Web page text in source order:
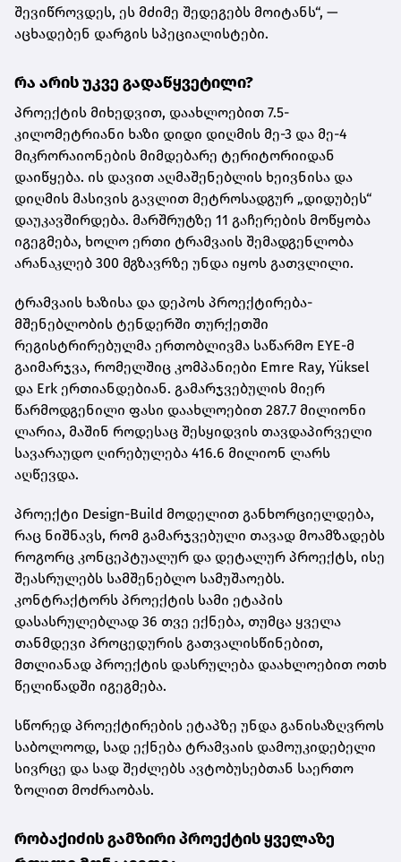
შევიწროვდეს, ეს მძიმე შედეგებს მოიტანს“, —
აცხადებენ დარგის სპეციალისტები.
რა არის უკვე გადაწყვეტილი?
პროექტის მიხედვით, დაახლოებით 7.5-
კილომეტრიანი ხაზი დიდი დიღმის მე-3 და მე-4
მიკრორაიონების მიმდებარე ტერიტორიიდან
დაიწყება. ის დავით აღმაშენებლის ხეივნისა და
დიღმის მასივის გავლით მეტროსადგურ „დიდუბეს“
დაუკავშირდება. მარშრუტზე 11 გაჩერების მოწყობა
იგეგმება, ხოლო ერთი ტრამვაის შემადგენლობა
არანაკლებ 300 მგზავრზე უნდა იყოს გათვლილი.
ტრამვაის ხაზისა და დეპოს პროექტირება-
მშენებლობის ტენდერში თურქეთში
რეგისტრირებულმა ერთობლივმა საწარმო EYE-მ
გაიმარჯვა, რომელშიც კომპანიები Emre Ray, Yüksel
და Erk ერთიანდებიან. გამარჯვებულის მიერ
წარმოდგენილი ფასი დაახლოებით 287.7 მილიონი
ლარია, მაშინ როდესაც შესყიდვის თავდაპირველი
სავარაუდო ღირებულება 416.6 მილიონ ლარს
აღწევდა.
პროექტი Design-Build მოდელით განხორციელდება,
რაც ნიშნავს, რომ გამარჯვებული თავად მოამზადებს
როგორც კონცეპტუალურ და დეტალურ პროექტს, ისე
შეასრულებს სამშენებლო სამუშაოებს.
კონტრაქტორს პროექტის სამი ეტაპის
დასასრულებლად 36 თვე ექნება, თუმცა ყველა
თანმდევი პროცედურის გათვალისწინებით,
მთლიანად პროექტის დასრულება დაახლოებით ოთხ
წელიწადში იგეგმება.
სწორედ პროექტირების ეტაპზე უნდა განისაზღვროს
საბოლოოდ, სად ექნება ტრამვაის დამოუკიდებელი
სივრცე და სად შეძლებს ავტობუსებთან საერთო
ზოლით მოძრაობას.
რობაქიძის გამზირი პროექტის ყველაზე